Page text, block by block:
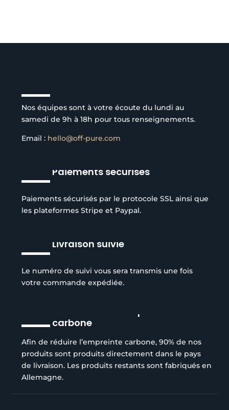
Nos équipes sont à votre écoute du lundi au
samedi de 9h à 18h pour tous renseignements.
Email : hello@off-pure.com
Paiements sécurisés
Paiements sécurisés par le protocole SSL ainsi que
les plateformes Stripe et Paypal.
Livraison suivie
Le numéro de suivi vous sera transmis une fois
votre commande expédiée.
Réduction de l’empreinte
carbone
Afin de réduire l’empreinte carbone, 90% de nos
produits sont produits directement dans le pays
de livraison. Les produits restants sont fabriqués en
Allemagne.